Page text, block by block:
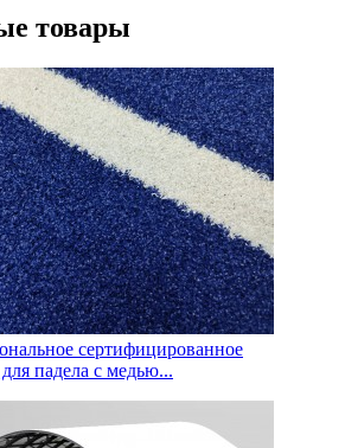
товары
сертифицированное
падела с медью...